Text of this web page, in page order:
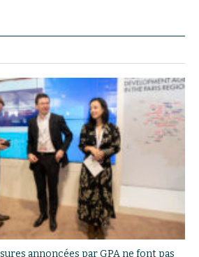
annoncées par GPA ne font pas